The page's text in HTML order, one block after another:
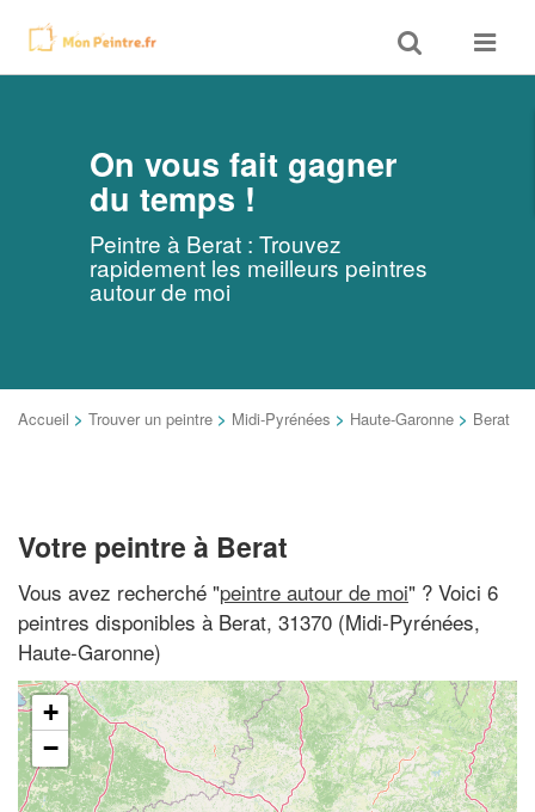
Toggle
search
Toggle
On vous fait gagner
du temps !
Peintre à Berat : Trouvez
rapidement les meilleurs peintres
autour de moi
Accueil > Trouver un peintre > Midi-Pyrénées > Haute-Garonne > Berat
Votre peintre à Berat
Vous avez recherché "peintre autour de moi" ? Voici 6
peintres disponibles à Berat, 31370 (Midi-Pyrénées,
Haute-Garonne)
+
−